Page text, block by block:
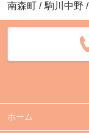
南森町 / 駒川中野 /
ホーム